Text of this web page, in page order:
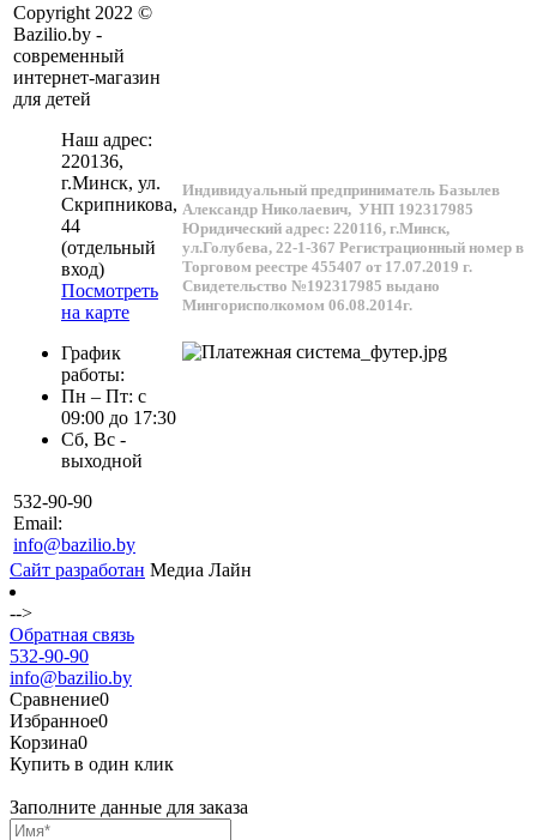
Copyright 2022 ©
Bazilio.by -
современный
интернет-магазин
для детей
Наш адрес:
220136,
г.Минск, ул.
Скрипникова,
44
(отдельный
вход)
Посмотреть
на карте
График
работы:
Пн – Пт: с
09:00 до 17:30
Сб, Вс -
выходной
532-90-90
Email:
info@bazilio.by
Индивидуальный предприниматель Базылев
Александр Николаевич, УНП 192317985
Юридический адрес: 220116, г.Минск,
ул.Голубева, 22-1-367 Регистрационный номер в
Торговом реестре 455407 от 17.07.2019 г.
Свидетельство №192317985 выдано
Мингорисполкомом 06.08.2014г.
Сайт разработан Медиа Лайн
-->
Обратная связь
532-90-90
info@bazilio.by
Сравнение0
Избранное0
Корзина0
Купить в один клик
Заполните данные для заказа